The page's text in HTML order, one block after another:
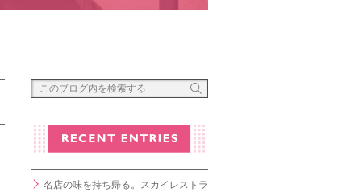
名店の味を持ち帰る。スカイレストラ